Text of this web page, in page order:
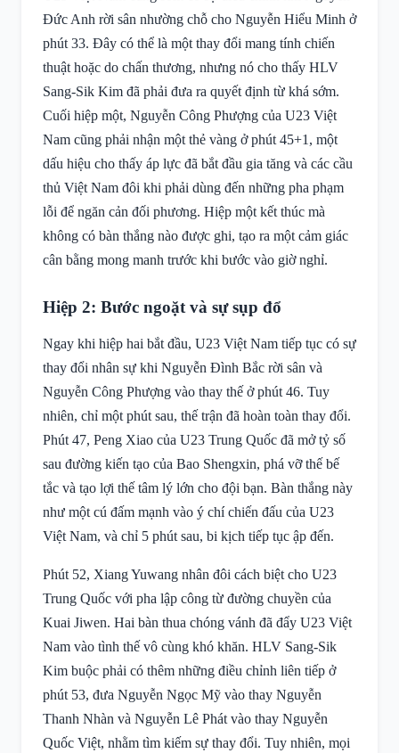
Đức Anh rời sân nhường chỗ cho Nguyễn Hiểu Minh ở
phút 33. Đây có thể là một thay đổi mang tính chiến
thuật hoặc do chấn thương, nhưng nó cho thấy HLV
Sang-Sik Kim đã phải đưa ra quyết định từ khá sớm.
Cuối hiệp một, Nguyễn Công Phượng của U23 Việt
Nam cũng phải nhận một thẻ vàng ở phút 45+1, một
dấu hiệu cho thấy áp lực đã bắt đầu gia tăng và các cầu
thủ Việt Nam đôi khi phải dùng đến những pha phạm
lỗi để ngăn cản đối phương. Hiệp một kết thúc mà
không có bàn thắng nào được ghi, tạo ra một cảm giác
cân bằng mong manh trước khi bước vào giờ nghỉ.
Hiệp 2: Bước ngoặt và sự sụp đổ
Ngay khi hiệp hai bắt đầu, U23 Việt Nam tiếp tục có sự
thay đổi nhân sự khi Nguyễn Đình Bắc rời sân và
Nguyễn Công Phượng vào thay thế ở phút 46. Tuy
nhiên, chỉ một phút sau, thế trận đã hoàn toàn thay đổi.
Phút 47, Peng Xiao của U23 Trung Quốc đã mở tỷ số
sau đường kiến tạo của Bao Shengxin, phá vỡ thế bế
tắc và tạo lợi thế tâm lý lớn cho đội bạn. Bàn thắng này
như một cú đấm mạnh vào ý chí chiến đấu của U23
Việt Nam, và chỉ 5 phút sau, bi kịch tiếp tục ập đến.
Phút 52, Xiang Yuwang nhân đôi cách biệt cho U23
Trung Quốc với pha lập công từ đường chuyền của
Kuai Jiwen. Hai bàn thua chóng vánh đã đẩy U23 Việt
Nam vào tình thế vô cùng khó khăn. HLV Sang-Sik
Kim buộc phải có thêm những điều chỉnh liên tiếp ở
phút 53, đưa Nguyễn Ngọc Mỹ vào thay Nguyễn
Thanh Nhàn và Nguyễn Lê Phát vào thay Nguyễn
Quốc Việt, nhằm tìm kiếm sự thay đổi. Tuy nhiên, mọi